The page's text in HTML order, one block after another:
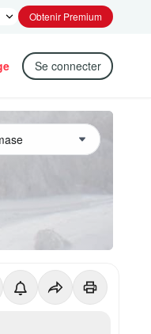
Obtenir Premium
Se connecter